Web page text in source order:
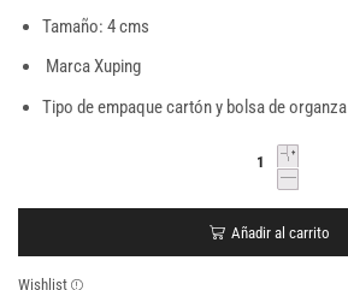
Tamaño: 4 cms
Marca Xuping
Tipo de empaque cartón y bolsa de organza
Añadir al carrito
Wishlist